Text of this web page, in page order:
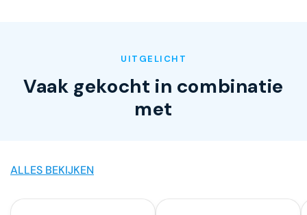
UITGELICHT
Vaak gekocht in combinatie
met
ALLES BEKIJKEN